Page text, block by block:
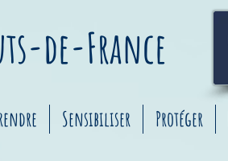
de-France
Sensibiliser Protéger